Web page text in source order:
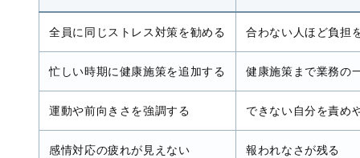
全員に同じストレス対策を勧める 合わない人ほど負担
忙しい時期に健康施策を追加する 健康施策まで業務の
運動や前向きさを強調する できない自分を責め
感情対応の疲れが見えない 報われなさが残る